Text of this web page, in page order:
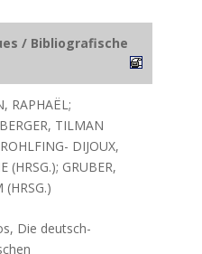
/ Bibliografische
RAPHAËL;
TILMAN
DIJOUX,
(HRSG.); GRUBER,
(HRSG.)
Die deutsch-